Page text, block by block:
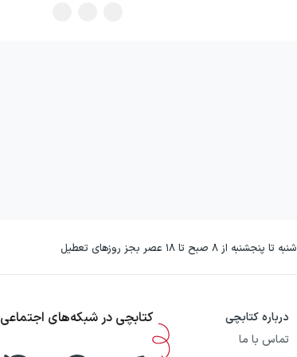
شنبه تا پنجشنبه از ۸ صبح تا ۱۸ عصر بجز روزهای تعطیل
درباره کتابچی
تماس با ما
کتابچی در شبکه‌های اجتماعی